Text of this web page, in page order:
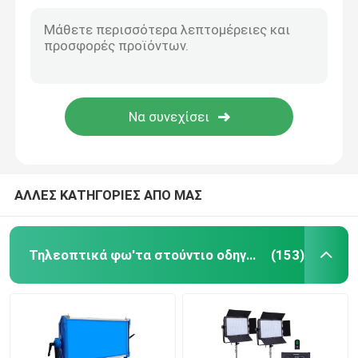
Τηλεοπτικό φως των RGB οδηγήσεων
LED Half Moon Light
Φως κινηματογραφικών στούντιο
ΑΛΛΕΣ ΚΑΤΗΓΟΡΙΕΣ ΑΠΟ ΜΑΣ
Τηλεοπτικά φω'τα στούντιο οδηγήσεων (153)